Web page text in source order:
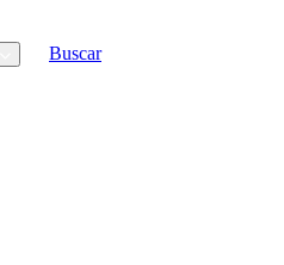
Buscar